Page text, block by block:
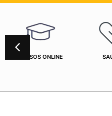
CURSOS ONLINE